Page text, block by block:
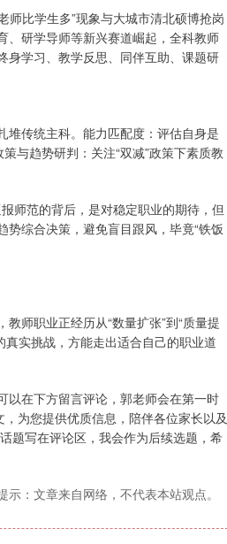
师比学生多”现象与大城市清北硕博抢岗
、研学导师等新兴赛道崛起，全科教师
身学习、教学反思、同伴互助、课题研
堆传统主科。能力匹配度：评估自身是
与趋势研判：关注“双减”政策下素质教
师范的背后，是对稳定职业的期待，但
综合决策，避免盲目跟风，毕竟“铁饭
师职业正经历从“数量扩张”到“质量提
真实挑战，方能走出适合自己的职业道
以在下方留言评论，郭老师会在第一时
为您提供优质信息，陪伴各位家长以及
题写在评论区，我会作为后续选题，希
示：文章来自网络，不代表本站观点。